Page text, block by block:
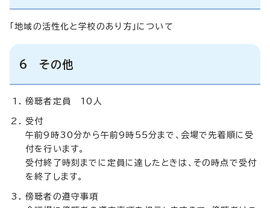
「地域の活性化と学校のあり方」について
6 その他
傍聴者定員 10人
受付
午前9時30分から午前9時55分まで、会場で先着順に受
付を行います。
受付終了時刻までに定員に達したときは、その時点で受付
を終了します。
傍聴者の遵守事項